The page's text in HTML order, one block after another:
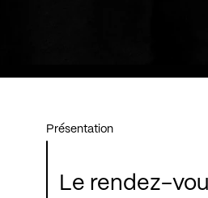
Présentation
Le rendez-